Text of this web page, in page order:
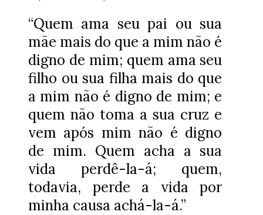
“Quem ama seu pai ou sua
mãe mais do que a mim não é
digno de mim; quem ama seu
filho ou sua filha mais do que
a mim não é digno de mim; e
quem não toma a sua cruz e
vem após mim não é digno
de mim. Quem acha a sua
vida perdê-la-á; quem,
todavia, perde a vida por
minha causa achá-la-á.”